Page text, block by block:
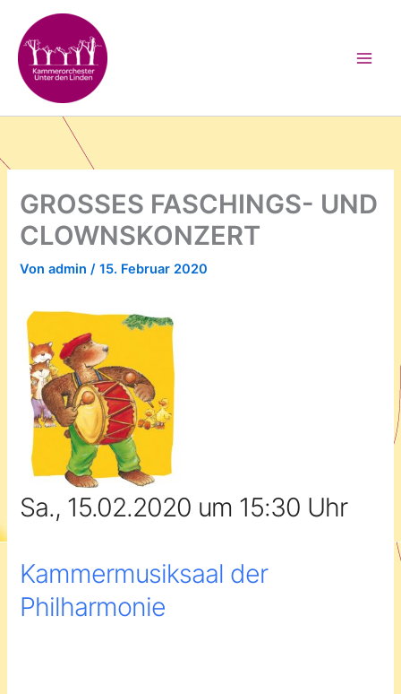
Inhalt
springen
GROSSES FASCHINGS- UND
CLOWNSKONZERT
Vonadmin/15. Februar 2020
Sa., 15.02.2020 um 15:30 Uhr
Kammermusiksaal der
Philharmonie